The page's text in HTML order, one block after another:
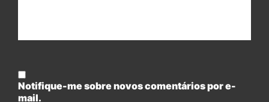
Notifique-me sobre novos comentários por e-
mail.